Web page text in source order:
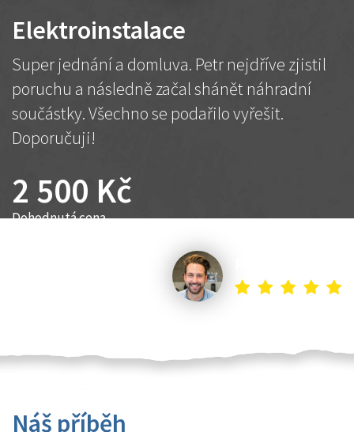
Elektroinstalace
Super jednání a domluva. Petr nejdříve zjistil
poruchu a následně začal shánět náhradní
součástky. Všechno se podařilo vyřešit.
Doporučuji!
2 500 Kč
Dohodnutá cena
Náš příběh